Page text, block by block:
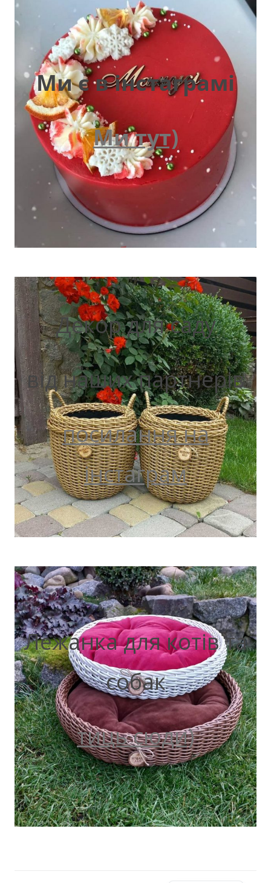
Ми є в інстаграмі
Ми тут)
Декор для саду
від наших партнерів
посилання на
інстаграм
Лежанка для котів та
собак
тиць сюди)